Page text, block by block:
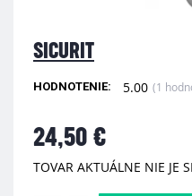
SICURIT
HODNOTENIE: 5.00 (1
24,50 €
TOVAR AKTUÁLNE NIE JE